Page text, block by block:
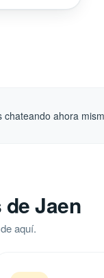
chateando ahora
Jaen
aquí.